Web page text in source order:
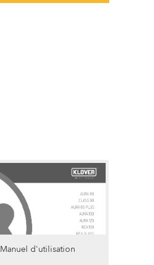
Manuel d'utilisation